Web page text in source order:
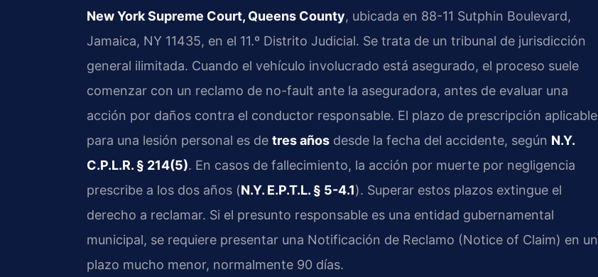
New York Supreme Court, Queens County, ubicada en 88-11 Sutphin Boulevard,
Jamaica, NY 11435, en el 11.º Distrito Judicial. Se trata de un tribunal de jurisdicción
general ilimitada. Cuando el vehículo involucrado está asegurado, el proceso suele
comenzar con un reclamo de no-fault ante la aseguradora, antes de evaluar una
acción por daños contra el conductor responsable. El plazo de prescripción aplicable
para una lesión personal es de tres años desde la fecha del accidente, según N.Y.
C.P.L.R. § 214(5). En casos de fallecimiento, la acción por muerte por negligencia
prescribe a los dos años (N.Y. E.P.T.L. § 5-4.1). Superar estos plazos extingue el
derecho a reclamar. Si el presunto responsable es una entidad gubernamental
municipal, se requiere presentar una Notificación de Reclamo (Notice of Claim) en un
plazo mucho menor, normalmente 90 días.